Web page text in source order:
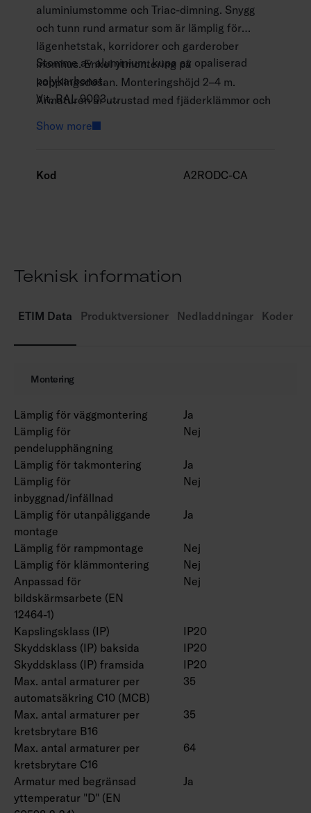
aluminiumstomme och Triac-dimning. Snygg
och tunn rund armatur som är lämplig för
lägenhetstak, korridorer och garderober
inomhus. Enkel ytmontering på
kopplingsdosan. Monteringshöjd 2–4 m.
Armaturen är utrustad med fjäderklämmor och
kan vidarekopplas. Kan även fås i Dali-version
Stomme av aluminium, kupa av opaliserad
polykarbonat.
Vit, RAL 9003.
versioner max 3 x 2,5 mm2; Dali-2-versioner 5 x
Fast LED 12 W/900 lm, 15 W/1200 lm, 21
Dimning: fram- och bakkantsstyrning, Dali-2
Show more
Kod A2RODC-CA
Teknisk information
ETIM Data Produktversioner Nedladdningar Koder
Montering
Lämplig för väggmontering
Ja
Lämplig för
pendelupphängning
Nej
Lämplig för takmontering
Ja
Lämplig för
inbyggnad/infällnad
Nej
Lämplig för utanpåliggande
montage
Ja
Lämplig för rampmontage
Nej
Lämplig för klämmontering
Nej
Anpassad för
bildskärmsarbete (EN
12464-1)
Nej
Kapslingsklass (IP)
IP20
Skyddsklass (IP) baksida
IP20
Skyddsklass (IP) framsida
IP20
Max. antal armaturer per
automatsäkring C10 (MCB)
35
Max. antal armaturer per
kretsbrytare B16
35
Max. antal armaturer per
kretsbrytare C16
64
Armatur med begränsad
yttemperatur "D" (EN
Ja